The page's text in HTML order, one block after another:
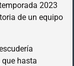
2023
de un equipo
hasta